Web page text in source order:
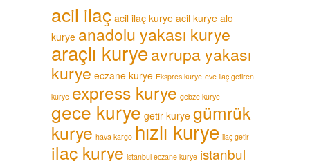
acil ilaç acil ilaç kurye acil kurye alo
kurye anadolu yakası kurye
araçlı kuryeavrupa yakası
kurye eczane kurye Ekspres kurye eve ilaç getiren
kurye express kurye gebze kurye
gece kurye getir kurye gümrük
kurye hava kargo hızlı kurye ilaç getir
ilaç kurye istanbul eczane kurye istanbul